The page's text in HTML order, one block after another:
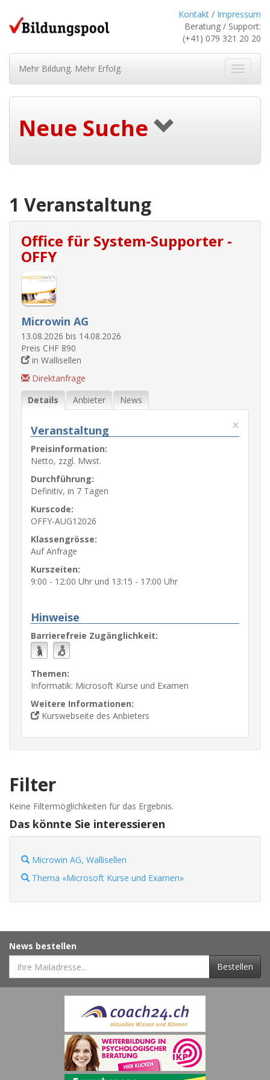
Kontakt / Impressum
Beratung / Support:
(+41) 079 321 20 20
ein-/
Mehr Bildung. Mehr Erfolg.
Neue Suche
1 Veranstaltung
Office für System-Supporter -
OFFY
Microwin AG
13.08.2026 bis 14.08.2026
Preis CHF 890
in Wallisellen
Direktanfrage
Details
Anbieter News
×
Veranstaltung
Preisinformation:
Netto, zzgl. Mwst.
Durchführung:
Definitiv, in 7 Tagen
Kurscode:
OFFY-AUG12026
Klassengrösse:
Auf Anfrage
Kurszeiten:
9:00 - 12:00 Uhr und 13:15 - 17:00 Uhr
Hinweise
Barrierefreie Zugänglichkeit:
Themen:
Informatik: Microsoft Kurse und Examen
Weitere Informationen:
Kurswebseite des Anbieters
Filter
Keine Filtermöglichkeiten für das Ergebnis.
Das könnte Sie interessieren
Microwin AG, Wallisellen
Thema «Microsoft Kurse und Examen»
News bestellen
Bestellen